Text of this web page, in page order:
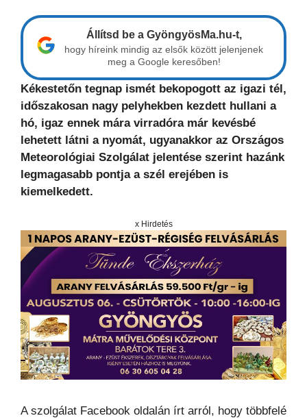
Állítsd be a GyöngyösMa.hu-t,
hogy híreink mindig az elsők között jelenjenek
meg a Google keresőben!
Kékestetőn tegnap ismét bekopogott az igazi tél,
időszakosan nagy pelyhekben kezdett hullani a
hó, igaz ennek mára virradóra már kevésbé
lehetett látni a nyomát, ugyanakkor az Országos
Meteorológiai Szolgálat jelentése szerint hazánk
legmagasabb pontja a szél erejében is
kiemelkedett.
x Hirdetés
A szolgálat Facebook oldalán írt arról, hogy többfelé